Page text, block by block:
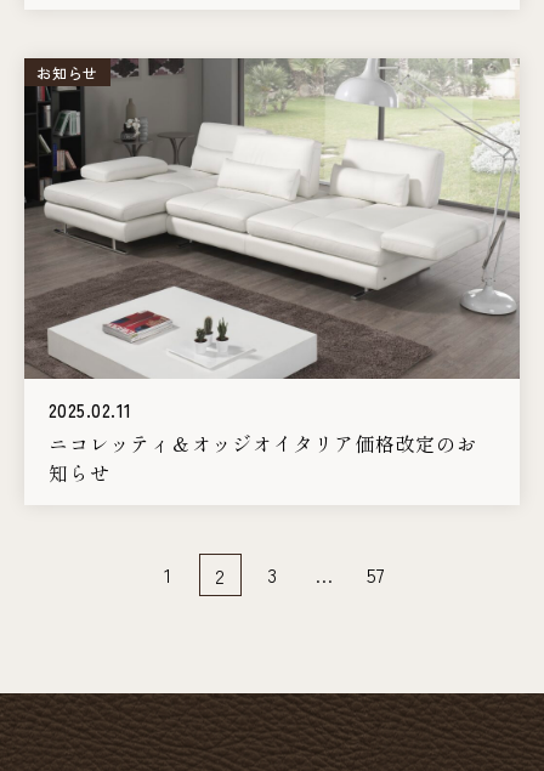
お知らせ
2025.02.11
ニコレッティ＆オッジオイタリア価格改定のお
知らせ
1 2 3 … 57